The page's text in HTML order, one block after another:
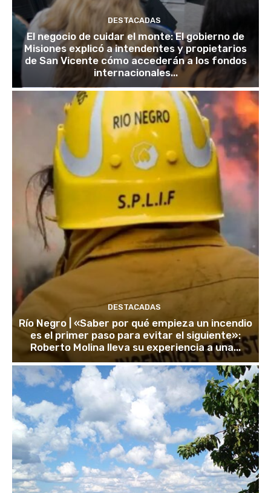
DESTACADAS
El negocio de cuidar el monte: El gobierno de
Misiones explicó a intendentes y propietarios
de San Vicente cómo accederán a los fondos
internacionales...
DESTACADAS
Río Negro | «Saber por qué empieza un incendio
es el primer paso para evitar el siguiente»:
Roberto Molina lleva su experiencia a una...